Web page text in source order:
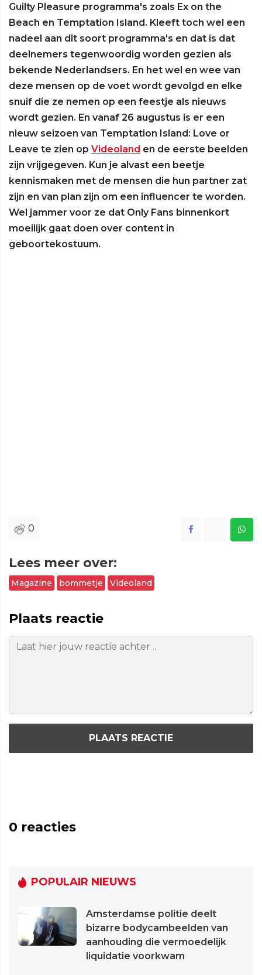
Guilty Pleasure programma's zoals Ex on the
Beach en Temptation Island. Kleeft toch wel een
nadeel aan dit soort programma's en dat is dat
deelnemers tegenwoordig worden gezien als
bekende Nederlandsers. En het wel en wee van
deze mensen op de voet wordt gevolgd en elke
snuif die ze nemen op een feestje als nieuws
wordt gezien. En vanaf 26 augustus is er een
nieuw seizoen van Temptation Island: Love or
Leave te zien op Videoland en de eerste beelden
zijn vrijgegeven. Kun je alvast een beetje
kennismaken met de mensen die hun partner zat
zijn en van plan zijn om een influencer te worden.
Wel jammer voor ze dat Only Fans binnenkort
moeilijk gaat doen over content in
geboortekostuum.
0
Lees meer over:
Magazine bommetje Videoland
Plaats reactie
PLAATS REACTIE
0 reacties
POPULAIR NIEUWS
Amsterdamse politie deelt
bizarre bodycambeelden van
aanhouding die vermoedelijk
liquidatie voorkwam